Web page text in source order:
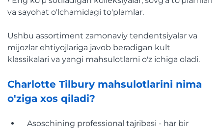
va sayohat o'lchamidagi to'plamlar.
Ushbu assortiment zamonaviy tendentsiyalar va
mijozlar ehtiyojlariga javob beradigan kult
klassikalari va yangi mahsulotlarni o'z ichiga oladi.
Charlotte Tilbury mahsulotlarini nima
o'ziga xos qiladi?
Asoschining professional tajribasi - har bir